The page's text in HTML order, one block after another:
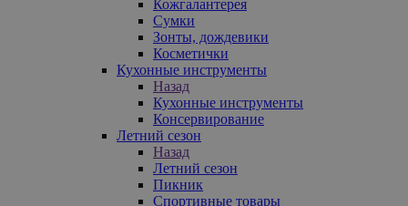
Кожгалантерея
Сумки
Зонты, дождевики
Косметички
Кухонные инструменты
Назад
Кухонные инструменты
Консервирование
Летний сезон
Назад
Летний сезон
Пикник
Спортивные товары